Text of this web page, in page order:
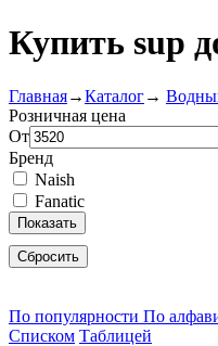
Купить sup
Главная→Каталог→
Розничная цена
От
Бренд
Naish
Fanatic
Показать
Сбросить
По популярности По
Списком Таблицей